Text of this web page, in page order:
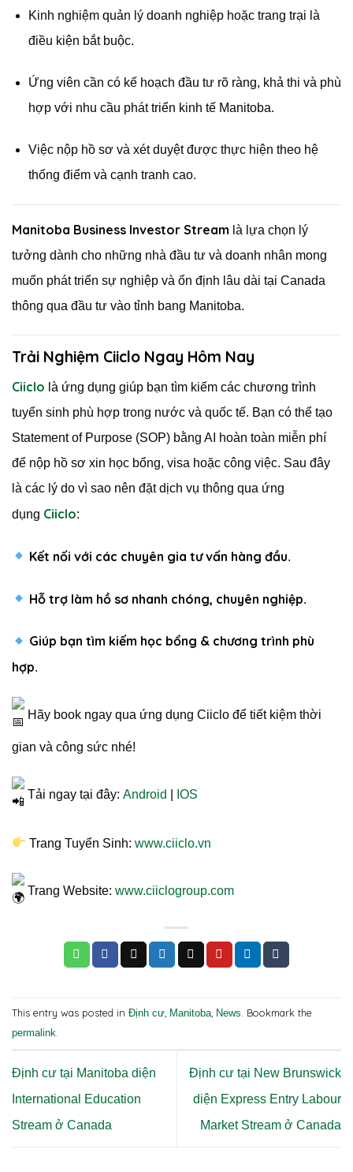
Kinh nghiệm quản lý doanh nghiệp hoặc trang trại là
điều kiện bắt buộc.
Ứng viên cần có kế hoạch đầu tư rõ ràng, khả thi và phù
hợp với nhu cầu phát triển kinh tế Manitoba.
Việc nộp hồ sơ và xét duyệt được thực hiện theo hệ
thống điểm và cạnh tranh cao.
Manitoba Business Investor Stream là lựa chọn lý
tưởng dành cho những nhà đầu tư và doanh nhân mong
muốn phát triển sự nghiệp và ổn định lâu dài tại Canada
thông qua đầu tư vào tỉnh bang Manitoba.
Trải Nghiệm Ciiclo Ngay Hôm Nay
Ciiclo là ứng dụng giúp bạn tìm kiếm các chương trình
tuyển sinh phù hợp trong nước và quốc tế. Bạn có thể tạo
Statement of Purpose (SOP) bằng AI hoàn toàn miễn phí
để nộp hồ sơ xin học bổng, visa hoặc công việc. Sau đây
là các lý do vì sao nên đặt dịch vụ thông qua ứng
dụng Ciiclo:
Kết nối với các chuyên gia tư vấn hàng đầu.
Hỗ trợ làm hồ sơ nhanh chóng, chuyên nghiệp.
Giúp bạn tìm kiếm học bổng & chương trình phù
hợp.
Hãy book ngay qua ứng dụng Ciiclo để tiết kiệm thời
gian và công sức nhé!
Tải ngay tại đây: Android IOS
Trang Tuyển Sinh:www.ciiclo.vn
Trang Website: www.ciiclogroup.com
This entry was posted in Định cư Manitoba News . Bookmark the
permalink
Định cư tại Manitoba diện
International Education
Stream ở Canada
Định cư tại New Brunswick
diện Express Entry Labour
Market Stream ở Canada